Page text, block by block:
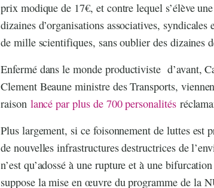
prix modique de 17€, et contre lequel s’élève
dizaines d’organisations associatives,
de mille scientifiques, sans oublier des dizaines
Enfermé dans le monde productiviste d’avant,
Clement Beaune ministre des Transports,
raisonlancé par plus de 700 personalités
Plus largement, si ce foisonnement de luttes est
de nouvelles infrastructures destructrices de
n’est qu’adossé à une rupture et à une
suppose la mise en œuvre du programme de la